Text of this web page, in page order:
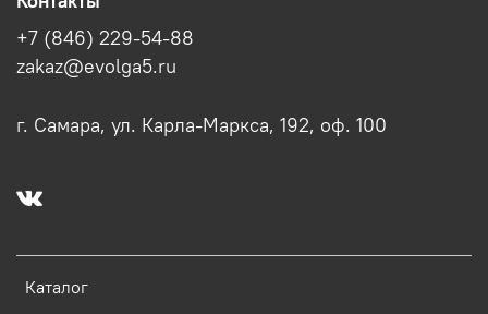
Каталог
+7 (846) 229-54-88
zakaz@evolga5.ru
г. Самара, ул. Карла-Маркса, 192, оф. 100